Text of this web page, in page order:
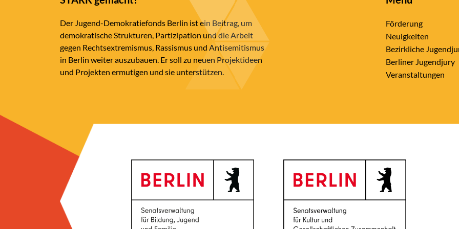
Der Jugend-Demokratiefonds Berlin ist ein Beitrag, um
demokratische Strukturen, Partizipation und die Arbeit
gegen Rechtsextremismus, Rassismus und Antisemitismus
in Berlin weiter auszubauen. Er soll zu neuen Projektideen
und Projekten ermutigen und sie unterstützen.
Förderung
Neuigkeiten
Bezirkliche
Berliner Jugendjury
Veranstaltungen